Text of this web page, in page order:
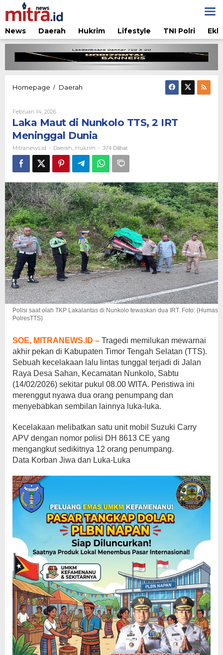
Lewati
ke
konten
News
Daerah Hukrim Lifestyle TNI Polri
Homepage / Daerah
TTS,
IRT
Meninggal
Dunia
Februari 14, 2026Oleh
Mitranews.id
Laka Maut di Nunkolo TTS, 2 IRT
Meninggal Dunia
Mitranews.id - Daerah Hukrim - 374 Dilihat
Polisi saat olah TKP Lakalantas di Nunkolo tewaskan dua IRT. Foto: (Humas
PolresTTS)
SOE, MITRANEWS.ID – Tragedi memilukan mewarnai
akhir pekan di Kabupaten Timor Tengah Selatan (TTS).
Sebuah kecelakaan lalu lintas tunggal terjadi di Jalan
Raya Desa Sahan, Kecamatan Nunkolo, Sabtu
(14/02/2026) sekitar pukul 08.00 WITA. Peristiwa ini
merenggut nyawa dua orang penumpang dan
menyebabkan sembilan lainnya luka-luka.
Kecelakaan melibatkan satu unit mobil Suzuki Carry
APV dengan nomor polisi DH 8613 CE yang
mengangkut sedikitnya 12 orang penumpang.
Data Korban Jiwa dan Luka-Luka